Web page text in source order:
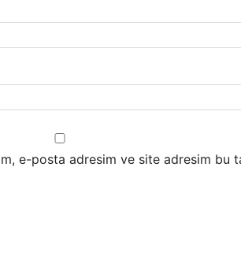
e-posta adresim ve site adresim bu